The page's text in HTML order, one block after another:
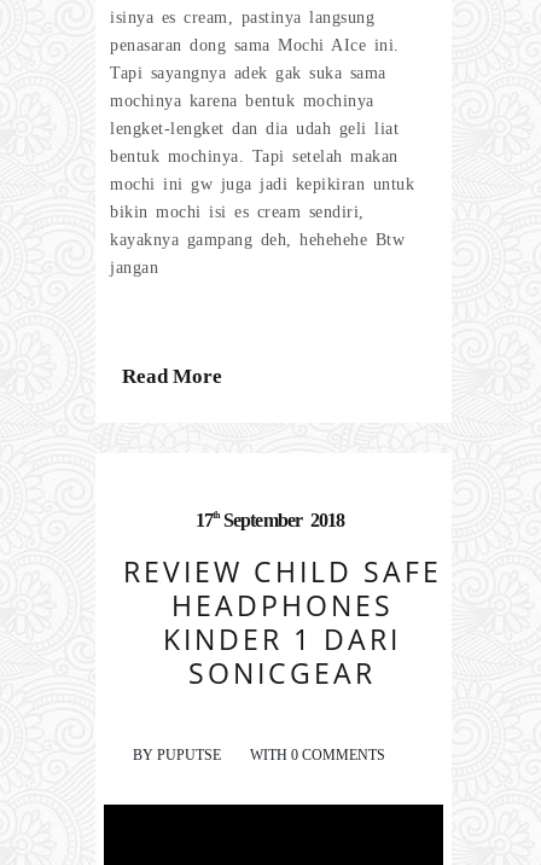
isinya es cream, pastinya langsung
penasaran dong sama Mochi AIce ini.
Tapi sayangnya adek gak suka sama
mochinya karena bentuk mochinya
lengket-lengket dan dia udah geli liat
bentuk mochinya. Tapi setelah makan
mochi ini gw juga jadi kepikiran untuk
bikin mochi isi es cream sendiri,
kayaknya gampang deh, hehehehe Btw
jangan
Read More
17th September 2018
REVIEW CHILD SAFE
HEADPHONES
KINDER 1 DARI
SONICGEAR
BY PUPUTSE WITH 0 COMMENTS